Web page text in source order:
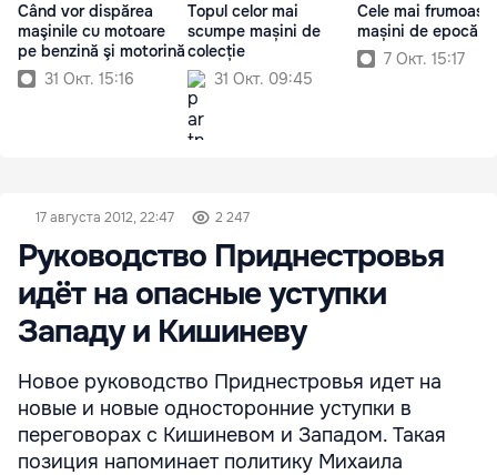
Când vor dispărea
maşinile cu motoare
pe benzină şi motorină
31 Окт. 15:16
Topul celor mai
scumpe mașini de
colecție
31 Окт. 09:45
Cele mai frumoase
mașini de epocă
7 Окт. 15:17
17 августа 2012, 22:47 2 247
Руководство Приднестровья
идёт на опасные уступки
Западу и Кишиневу
Новое руководство Приднестровья идет на
новые и новые односторонние уступки в
переговорах с Кишиневом и Западом. Такая
позиция напоминает политику Михаила